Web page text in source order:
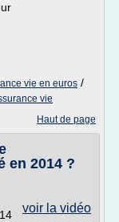
vie en euros /
vie
Haut de page
en 2014 ?
voir la vidéo